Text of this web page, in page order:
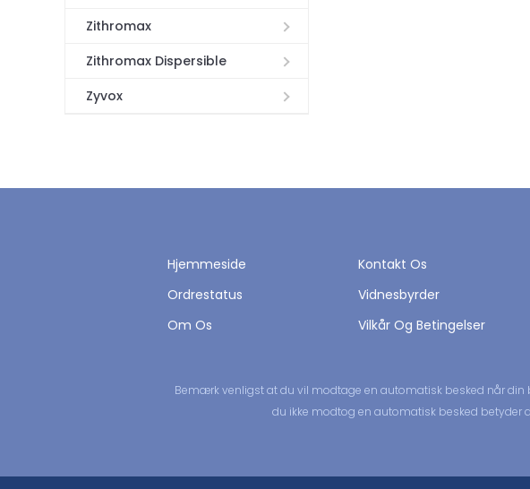
Zithromax
Zithromax Dispersible
Zyvox
Hjemmeside Kontakt Os
Ordrestatus
Vidnesbyrder
Om Os
Vilkår Og Betingelser
Bemærk venligst at du vil modtage en automatisk besked når
du ikke modtog en automatisk besked betyder